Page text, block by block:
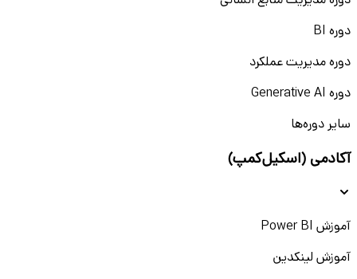
دوره BI
دوره مدیریت عملکرد
دوره Generative AI
سایر دوره‌ها
آکادمی (اسکیل‌کمپ)
آموزش Power BI
آموزش لینکدین